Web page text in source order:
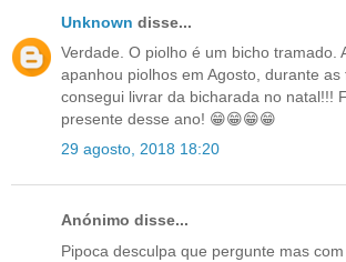
Unknown disse...
Verdade. O piolho é um bicho tramado.
apanhou piolhos em Agosto, durante as
consegui livrar da bicharada no natal!!!
presente desse ano! 😁😁😁😁
29 agosto, 2018 18:20
Anónimo disse...
Pipoca desculpa que pergunte mas